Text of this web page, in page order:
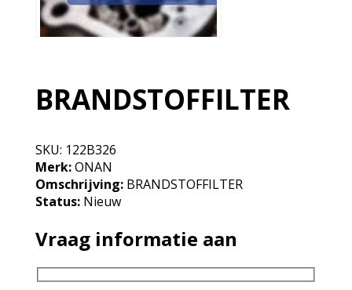
BRANDSTOFFILTER
SKU: 122B326
Merk:ONAN
Omschrijving:BRANDSTOFFILTER
Status:Nieuw
Vraag informatie aan